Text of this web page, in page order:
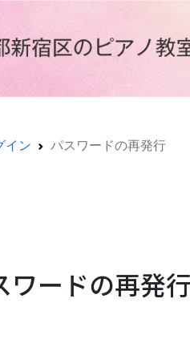
イン パスワードの再発行
ワードの再発